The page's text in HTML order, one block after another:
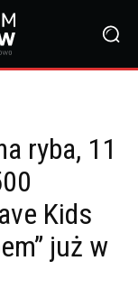
ryba, 11
Kids
już w